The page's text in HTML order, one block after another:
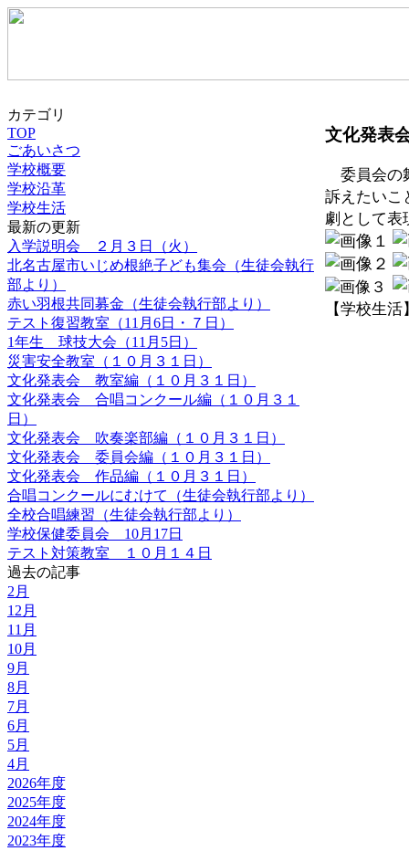
カテゴリ
TOP
ごあいさつ
学校概要
学校沿革
学校生活
最新の更新
入学説明会 ２月３日（火）
北名古屋市いじめ根絶子ども集会（生徒会執行
部より）
赤い羽根共同募金（生徒会執行部より）
テスト復習教室（11月6日・７日）
1年生 球技大会（11月5日）
災害安全教室（１０月３１日）
文化発表会 教室編（１０月３１日）
文化発表会 合唱コンクール編（１０月３１
日）
文化発表会 吹奏楽部編（１０月３１日）
文化発表会 委員会編（１０月３１日）
文化発表会 作品編（１０月３１日）
合唱コンクールにむけて（生徒会執行部より）
全校合唱練習（生徒会執行部より）
学校保健委員会 10月17日
テスト対策教室 １０月１４日
過去の記事
2月
12月
11月
10月
9月
8月
7月
6月
5月
4月
2026年度
2025年度
2024年度
2023年度
文化発表
委員会の
訴えたいこ
劇として表
【学校生